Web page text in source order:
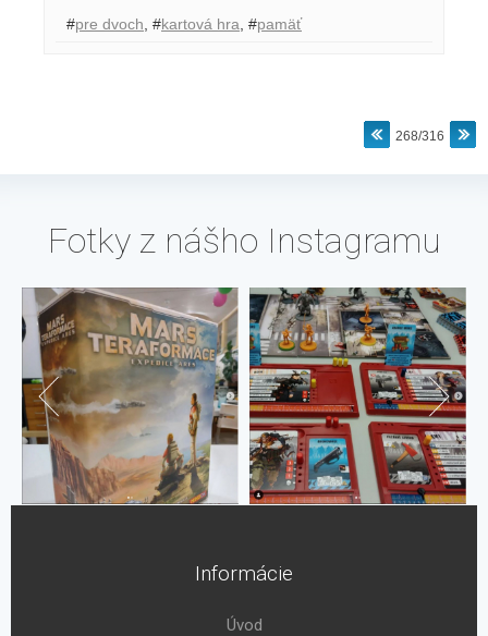
#pre dvoch #kartová hra #pamäť
268/316
Fotky z nášho Instagramu
Informácie
Úvod